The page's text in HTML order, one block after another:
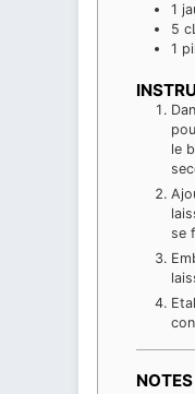
1
5
1
le
se
NOTES